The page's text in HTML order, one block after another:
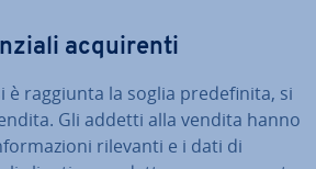
ac­qui­ren­ti
è raggiunta la soglia pre­de­fi­ni­ta, si
Gli addetti alla vendita hanno
rilevanti e i dati di